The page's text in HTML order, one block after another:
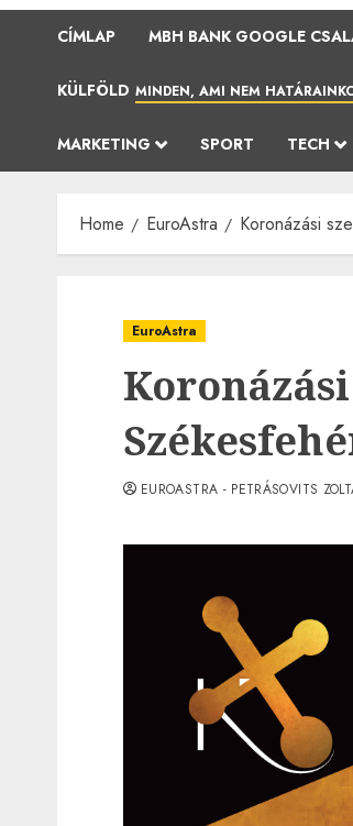
CÍMLAP MBH BANK GOOGLE
KÜLFÖLD MINDEN, AMI NEM
MARKETING SPORT TECH
Home EuroAstra Koronázási
EuroAstra
EUROASTRA - PETRÁSOVITS